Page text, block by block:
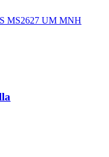
MS2627 UM MNH